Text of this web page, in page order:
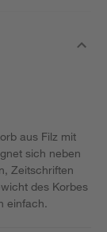
aus Filz mit
sich neben
Zeitschriften
des Korbes
einfach.